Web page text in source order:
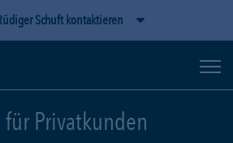
Schuft kontaktieren
für Privatkunden